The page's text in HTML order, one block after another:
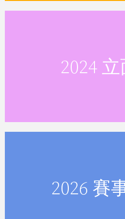
2024 跑。
2026 賽
查看漢密爾頓島越嶺馬
查看賽事